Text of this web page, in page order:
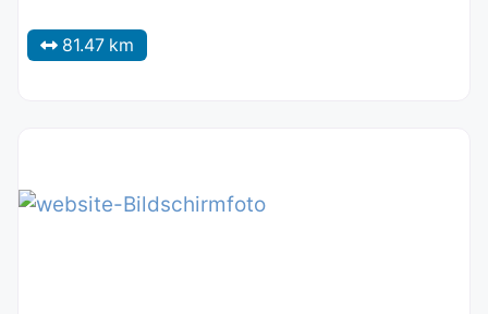
81.47 km